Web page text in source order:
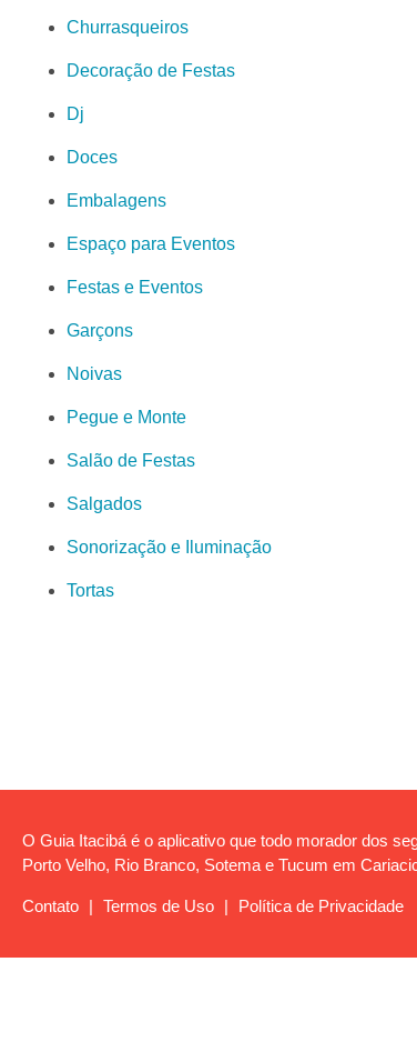
Churrasqueiros
Decoração de Festas
Dj
Doces
Embalagens
Espaço para Eventos
Festas e Eventos
Garçons
Noivas
Pegue e Monte
Salão de Festas
Salgados
Sonorização e Iluminação
Tortas
O Guia Itacibá é o aplicativo que todo morador dos
Porto Velho, Rio Branco, Sotema e Tucum em
Contato | Termos de Uso | Política de Privacidade